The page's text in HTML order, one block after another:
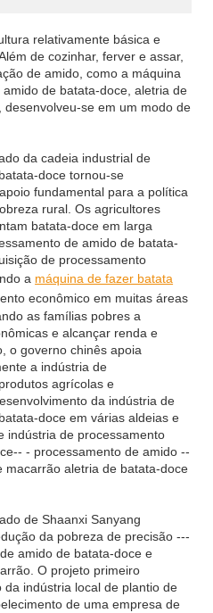
relativamente básica e
de cozinhar, ferver e assar,
de amido, como a máquina
de batata-doce, aletria de
se em um modo de
da cadeia industrial de
doce tornou-se
fundamental para a política
rural. Os agricultores
batata-doce em larga
de amido de batata-
de processamento
a máquina de fazer batata
econômico em muitas áreas
as famílias pobres a
e alcançar renda e
o governo chinês apoia
a indústria de
agrícolas e
da indústria de
doce em várias aldeias e
indústria de processamento
- processamento de amido --
macarrão aletria de batata-doce
de Shaanxi Sanyang
da pobreza de precisão ---
amido de batata-doce e
O projeto primeiro
indústria local de plantio de
de uma empresa de